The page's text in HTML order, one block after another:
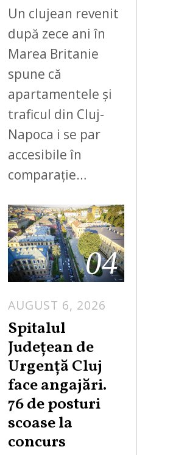
Un clujean revenit
după zece ani în
Marea Britanie
spune că
apartamentele și
traficul din Cluj-
Napoca i se par
accesibile în
comparație…
04
AUGUST 6, 2026
Spitalul
Județean de
Urgență Cluj
face angajări.
76 de posturi
scoase la
concurs